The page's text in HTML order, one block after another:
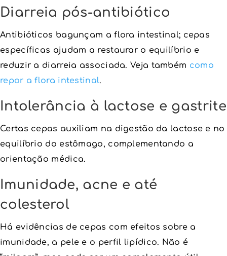
Diarreia pós-antibiótico
Antibióticos bagunçam a flora intestinal; cepas
específicas ajudam a restaurar o equilíbrio e
reduzir a diarreia associada. Veja também como
repor a flora intestinal.
Intolerância à lactose e gastrite
Certas cepas auxiliam na digestão da lactose e no
equilíbrio do estômago, complementando a
orientação médica.
Imunidade, acne e até
colesterol
Há evidências de cepas com efeitos sobre a
imunidade, a pele e o perfil lipídico. Não é